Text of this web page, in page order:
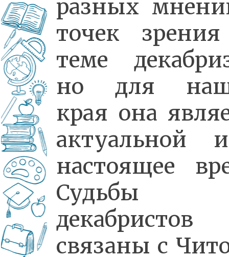
разных
точек
теме
но для
края она
актуальной
настоящее
Судьбы
декабристов
связаны с